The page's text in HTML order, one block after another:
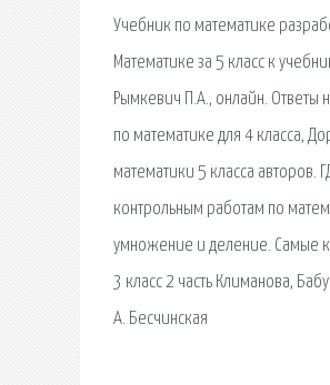
Учебник по математике
Математике за 5 класс к
Рымкевич П.А., онлайн. Ответы
по математике для 4 класса,
математики 5 класса авторов.
контрольным работам по
умножение и деление. Самые
3 класс 2 часть Климанова,
А. Бесчинская